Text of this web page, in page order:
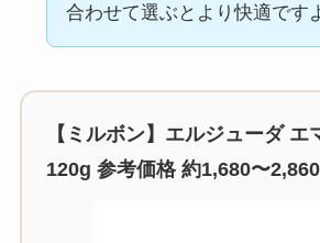
合わせて選ぶとより快適です
【ミルボン】エルジューダ エ
120g 参考価格 約1,680〜